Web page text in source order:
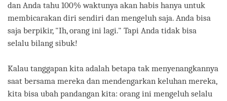
dan Anda tahu 100% waktunya akan habis hanya untuk
membicarakan diri sendiri dan mengeluh saja. Anda bisa
saja berpikir, "Ih, orang ini lagi." Tapi Anda tidak bisa
selalu bilang sibuk!
Kalau tanggapan kita adalah betapa tak menyenangkannya
saat bersama mereka dan mendengarkan keluhan mereka,
kita bisa ubah pandangan kita: orang ini mengeluh selalu